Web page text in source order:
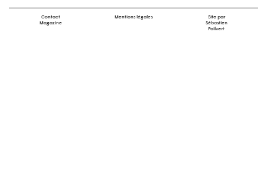
Contact
Magazine
Mentions légales
Site par
Sébastien
Poilvert